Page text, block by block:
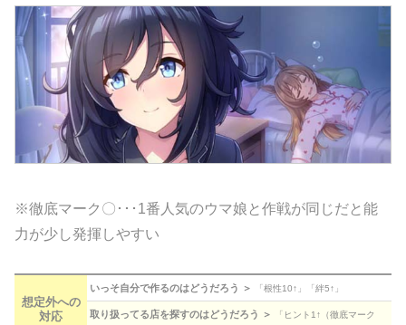
※徹底マーク〇･･･1番人気のウマ娘と作戦が同じだと能
力が少し発揮しやすい
想定外への
対応
いっそ自分で作るのはどうだろう ＞ 「根性10↑」「絆5↑」
取り扱ってる店を探すのはどうだろう ＞
「ヒント1↑（徹底マーク